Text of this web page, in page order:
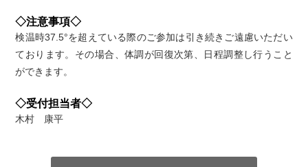
◇注意事項◇
検温時37.5°を超えている際のご参加は引き続きご遠慮いただい
ております。その場合、体調が回復次第、日程調整し行うこと
ができます。
◇受付担当者◇
木村 康平